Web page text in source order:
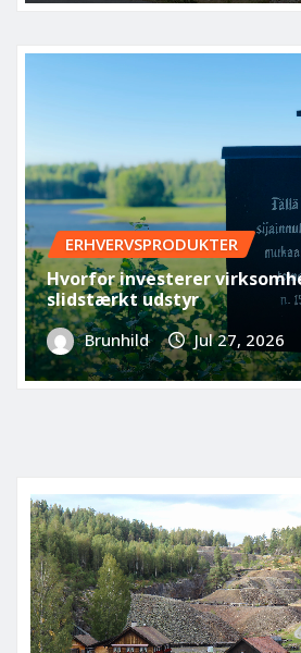
ERHVERVSPRODUKTER
Hvorfor investerer
slidstærkt udstyr
Brunhild Jul 27, 2026